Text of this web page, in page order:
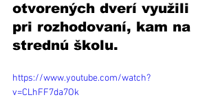
otvorených dverí využili
pri rozhodovaní, kam na
strednú školu.
https://www.youtube.com/watch?
v=CLhFF7da7Ok